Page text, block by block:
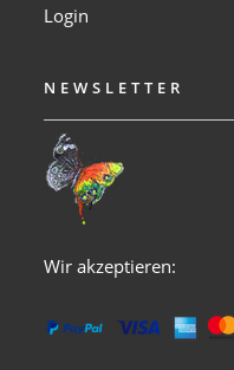
Login
NEWSLETTER
Wir akzeptieren: